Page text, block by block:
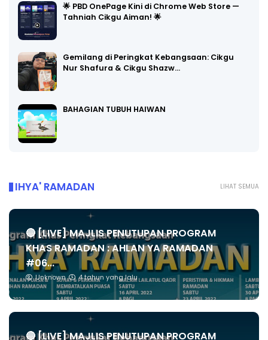
🌟 PBD OnePage Kini di Chrome Web Store —
Tahniah Cikgu Aiman! 🌟
Gemilang di Peringkat Kebangsaan: Cikgu
Nur Shafura & Cikgu Shazw…
BAHAGIAN TUBUH HAIWAN
LIHAT SEMUA
IHYA' RAMADAN
🔴 [LIVE] MAJLIS PENUTUPAN PROGRAM
KHAS RAMADAN : AHLAN YA RAMADAN
#06...
Unknown 4 tahun yang lalu
🔴 [LIVE] MAJLIS PENUTUPAN PROGRAM